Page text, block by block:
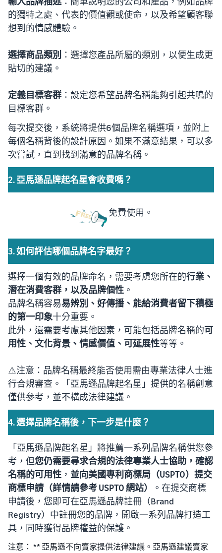
的獨特之處、代表的價值觀或使命，以及希望顧客聯
想到的情感體驗。
選擇商品類別 ：選擇您產品所屬的類別，以便生成更
貼切的建議。
定義目標客群 ：設定您希望品牌名稱能夠引起共鳴的
目標客群。
每次提交後，系統將提供6個品牌名稱選項，並附上
每個名稱背後的設計原因。如果不滿意結果，可以多
次嘗試，直到找到滿意的品牌名稱。
2. 亞馬遜品牌起名星會收費嗎？
免費使用。
3. 如何評估哪個品牌名字最好？
選擇一個有效的品牌命名，需要考慮您所在的行業、
潛在消費客群，以及品牌個性 。
品牌名稱容易易辨別、好傳播、能給消費者留下積極
的第一印象十分重要。
此外，還需要考慮其他因素，可能包括品牌名稱的可
用性、文化背景、情感價值、可延展性等等。
⚠️注意：品牌名稱最終能否使用需由專業法律人士進
行合規審查。「亞馬遜品牌起名星」提供的名稱創意
僅供參考，並不構成法律建議。
4. 選擇品牌名稱後，下一步是什麼？
「亞馬遜品牌起名星」將推薦一系列品牌名稱供您參
考，但您仍需要尋求合規的法律專業人士協助，確認
名稱的可用性 ， 並向美國專利商標局（USPTO）提交
商標申請（詳情請參考 USPTO 網站）
。在提交商標
申請後，您即可在亞馬遜品牌註冊（Brand
Registry）中註冊您的品牌，開啟一系列品牌打造工
具，同時獲得品牌權益的保護。
注意： ** 亞馬遜不向賣家提供法律建議。亞馬遜建議賣家